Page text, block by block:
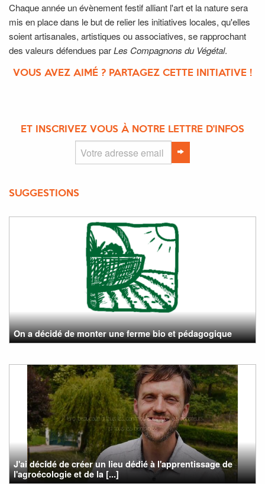
Chaque année un évènement festif alliant l'art et la nature sera
mis en place dans le but de relier les initiatives locales, qu'elles
soient artisanales, artistiques ou associatives, se rapprochant
des valeurs défendues parLes Compagnons du Végétal.
VOUS AVEZ AIMÉ ? PARTAGEZ CETTE INITIATIVE !
ET INSCRIVEZ VOUS À NOTRE LETTRE D'INFOS
SUGGESTIONS
On a décidé de monter une ferme bio et pédagogique
J'ai décidé de créer un lieu dédié à l'apprentissage de
l'agroécologie et de la [...]